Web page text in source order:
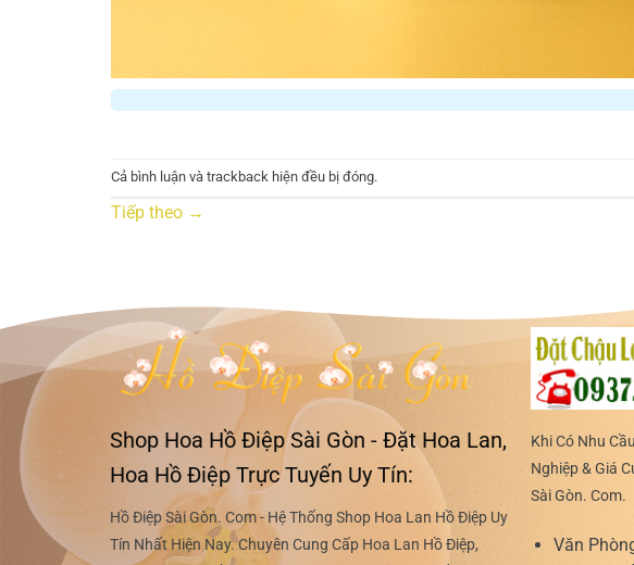
Cả bình luận và trackback hiện đều bị đóng.
Tiếp theo →
Shop Hoa Hồ Điệp Sài Gòn - Đặt Hoa Lan,
Hoa Hồ Điệp Trực Tuyến Uy Tín:
Hồ Điệp Sài Gòn. Com - Hệ Thống Shop Hoa Lan Hồ Điệp Uy
Tín Nhất Hiện Nay. Chuyên Cung Cấp Hoa Lan Hồ Điệp,
Khi Có Nhu
Nghiệp & Giá
Sài Gòn. Com.
Văn